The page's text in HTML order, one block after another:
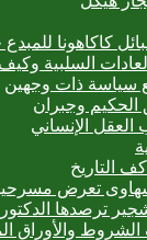
كاكاهونا
السلبية
سياسة ذات وجهين
وجبران
الإنساني
التاريخ
تعرض
ترصدها
والأوراق